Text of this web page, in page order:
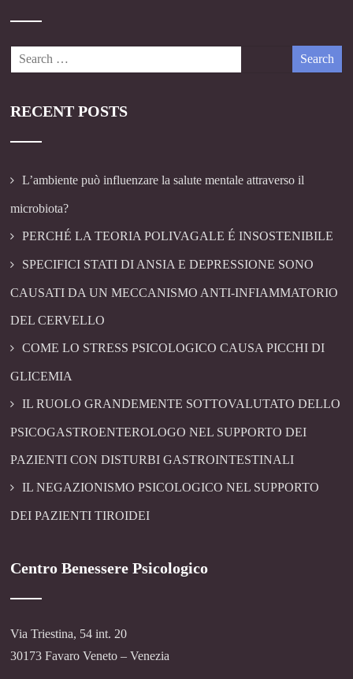
RECENT POSTS
L’ambiente può influenzare la salute mentale attraverso il
microbiota?
PERCHÉ LA TEORIA POLIVAGALE É INSOSTENIBILE
SPECIFICI STATI DI ANSIA E DEPRESSIONE SONO
CAUSATI DA UN MECCANISMO ANTI-INFIAMMATORIO
DEL CERVELLO
COME LO STRESS PSICOLOGICO CAUSA PICCHI DI
GLICEMIA
IL RUOLO GRANDEMENTE SOTTOVALUTATO DELLO
PSICOGASTROENTEROLOGO NEL SUPPORTO DEI
PAZIENTI CON DISTURBI GASTROINTESTINALI
IL NEGAZIONISMO PSICOLOGICO NEL SUPPORTO
DEI PAZIENTI TIROIDEI
Centro Benessere Psicologico
Via Triestina, 54 int. 20
30173 Favaro Veneto – Venezia